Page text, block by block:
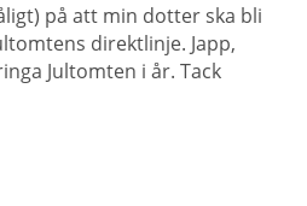
på att min dotter ska bli
direktlinje. Japp,
Jultomten i år. Tack